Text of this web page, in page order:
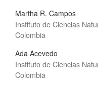
Martha R. Campos
Instituto de Ciencias
Colombia
Ada Acevedo
Instituto de Ciencias
Colombia